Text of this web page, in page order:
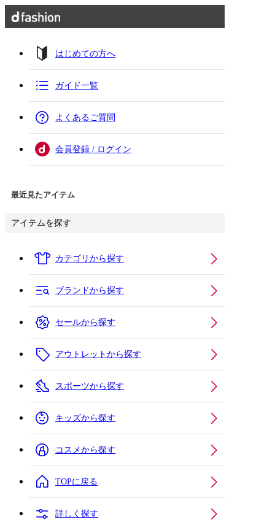
はじめての方へ
ガイド一覧
よくあるご質問
会員登録 / ログイン
最近見たアイテム
アイテムを探す
カテゴリから探す
ブランドから探す
セールから探す
アウトレットから探す
スポーツから探す
キッズから探す
コスメから探す
TOPに戻る
詳しく探す